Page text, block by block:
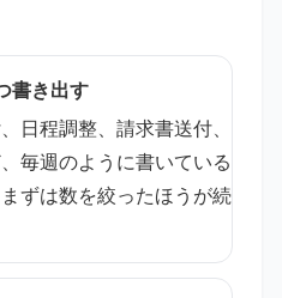
書き出す
日程調整、請求書送付、
毎週のように書いている
ずは数を絞ったほうが続